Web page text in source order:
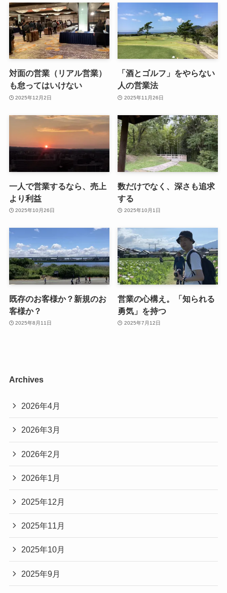
対面の営業（リアル営業）
も怠ってはいけない
2025年12月2日
「酒とゴルフ」をやらない
人の営業法
2025年11月26日
一人で営業するなら、売上
より利益
2025年10月26日
数だけでなく、深さも追求
する
2025年10月1日
既存のお客様か？新規のお
客様か？
2025年8月11日
営業の心構え。「知られる
勇気」を持つ
2025年7月12日
Archives
2026年4月
2026年3月
2026年2月
2026年1月
2025年12月
2025年11月
2025年10月
2025年9月